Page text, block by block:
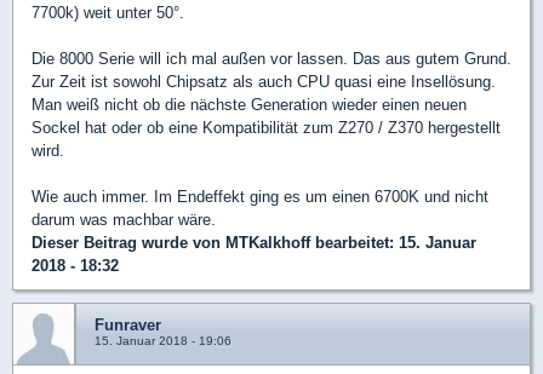
7700k) weit unter 50°.
Die 8000 Serie will ich mal außen vor lassen. Das aus gutem Grund.
Zur Zeit ist sowohl Chipsatz als auch CPU quasi eine Insellösung.
Man weiß nicht ob die nächste Generation wieder einen neuen
Sockel hat oder ob eine Kompatibilität zum Z270 / Z370 hergestellt
wird.
Wie auch immer. Im Endeffekt ging es um einen 6700K und nicht
darum was machbar wäre.
Dieser Beitrag wurde von MTKalkhoffbearbeitet: 15. Januar
2018 - 18:32
Funraver
15. Januar 2018 - 19:06